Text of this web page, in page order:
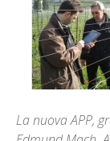
La nuova APP,